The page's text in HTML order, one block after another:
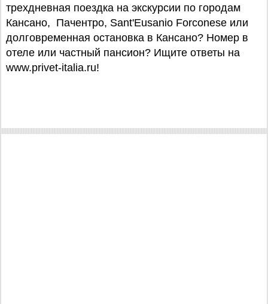
трехдневная поездка на экскурсии по городам
Кансано, Пачентро, Sant'Eusanio Forconese или
долговременная остановка в Кансано? Номер в
отеле или частный пансион? Ищите ответы на
www.privet-italia.ru!